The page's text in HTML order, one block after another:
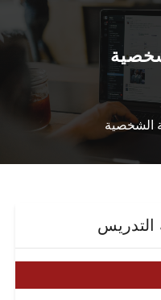
الشخصية
التدريس